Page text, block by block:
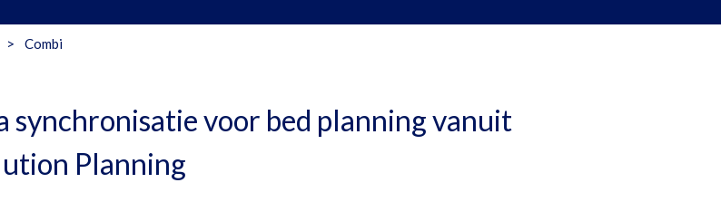
Combi
synchronisatie voor bed planning vanuit
Planning